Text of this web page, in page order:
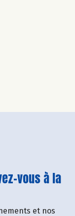
vous à la
et nos